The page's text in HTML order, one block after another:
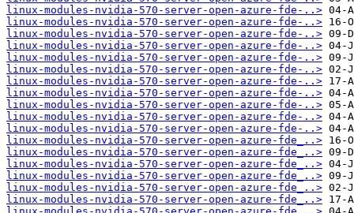
linux-modules-nvidia-570-server-open-azure-fde-..>
linux-modules-nvidia-570-server-open-azure-fde-..>
linux-modules-nvidia-570-server-open-azure-fde-..>
linux-modules-nvidia-570-server-open-azure-fde-..>
linux-modules-nvidia-570-server-open-azure-fde-..>
linux-modules-nvidia-570-server-open-azure-fde-..>
linux-modules-nvidia-570-server-open-azure-fde-..>
linux-modules-nvidia-570-server-open-azure-fde-..>
linux-modules-nvidia-570-server-open-azure-fde-..>
linux-modules-nvidia-570-server-open-azure-fde-..>
linux-modules-nvidia-570-server-open-azure-fde-..>
linux-modules-nvidia-570-server-open-azure-fde_..>
linux-modules-nvidia-570-server-open-azure-fde_..>
linux-modules-nvidia-570-server-open-azure-fde_..>
linux-modules-nvidia-570-server-open-azure-fde_..>
linux-modules-nvidia-570-server-open-azure-fde_..>
linux-modules-nvidia-570-server-open-azure-fde_..>